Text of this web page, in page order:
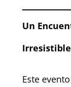
Un
Irresistible
Este